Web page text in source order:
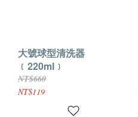
大號球型清洗器
﹝220ml﹞
NT$660
NT$119